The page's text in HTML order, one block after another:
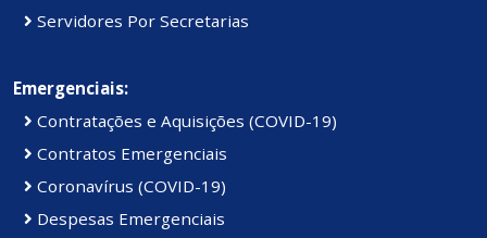
Servidores Por Secretarias
Emergenciais:
Contratações e Aquisições (COVID-19)
Contratos Emergenciais
Coronavírus (COVID-19)
Despesas Emergenciais